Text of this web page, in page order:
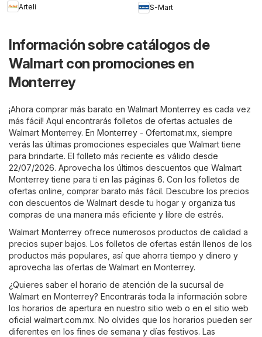
Arteli
S-Mart
Información sobre catálogos de
Walmart con promociones en
Monterrey
¡Ahora comprar más barato en Walmart Monterrey es cada vez
más fácil! Aquí encontrarás folletos de ofertas actuales de
Walmart Monterrey. En Monterrey - Ofertomat.mx , siempre
verás las últimas promociones especiales que Walmart tiene
para brindarte. El folleto más reciente es válido desde
22/07/2026. Aprovecha los últimos descuentos que Walmart
Monterrey tiene para ti en las páginas 6. Con los folletos de
ofertas online, comprar barato más fácil. Descubre los precios
con descuentos de Walmart desde tu hogar y organiza tus
compras de una manera más eficiente y libre de estrés.
Walmart Monterrey ofrece numerosos productos de calidad a
precios super bajos. Los folletos de ofertas están llenos de los
productos más populares, así que ahorra tiempo y dinero y
aprovecha las ofertas de Walmart en Monterrey.
¿Quieres saber el horario de atención de la sucursal de
Walmart en Monterrey? Encontrarás toda la información sobre
los horarios de apertura en nuestro sitio web o en el sitio web
oficial walmart.com.mx. No olvides que los horarios pueden ser
diferentes en los fines de semana y días festivos. Las